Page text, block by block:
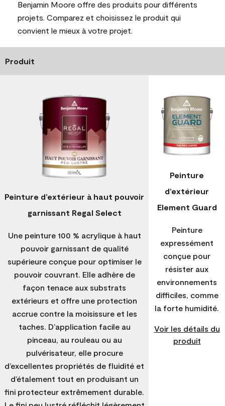
Benjamin Moore offre des produits pour différents
projets. Comparez et choisissez le produit qui
convient le mieux à votre projet.
Produit
Peinture d’extérieur à haut pouvoir
garnissant Regal Select
Une peinture 100 % acrylique à haut
pouvoir garnissant de qualité
supérieure conçue pour optimiser le
pouvoir couvrant. Elle adhère de
façon tenace aux substrats
extérieurs et offre une protection
accrue contre la moisissure et les
taches. D’application facile au
pinceau, au rouleau ou au
pulvérisateur, elle procure
d’excellentes propriétés de fluidité et
d’étalement tout en produisant un
fini protecteur extrêmement durable.
Peinture
d’extérieur
Element Guard
Peinture
expressément
conçue pour
résister aux
environnements
difficiles, comme
la forte humidité.
Voir les détails du
produit